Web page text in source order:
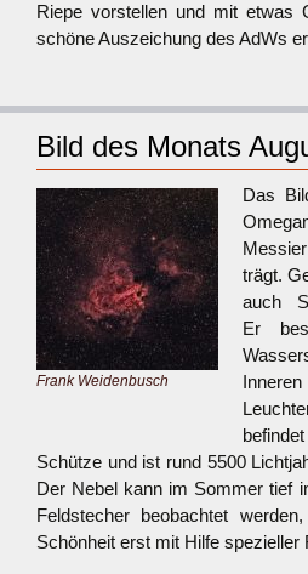
Riepe vorstellen und mit etwas
schöne Auszeichung des AdWs
Bild des Monats
Frank Weidenbusch
Das
trägt.
auch
Er
Schütze und ist rund 5500
Der Nebel kann im Sommer tief
Feldstecher beobachtet
Schönheit erst mit Hilfe spezieller